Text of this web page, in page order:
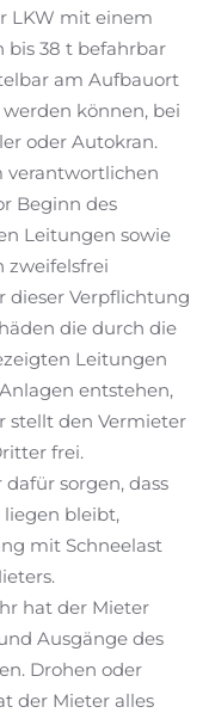
LKW mit einem
bis 38 t befahrbar
am Aufbauort
können, bei
oder Autokran.
verantwortlichen
Beginn des
Leitungen sowie
zweifelsfrei
dieser Verpflichtung
die durch die
Leitungen
entstehen,
stellt den Vermieter
frei.
sorgen, dass
liegen bleibt,
mit Schneelast
hat der Mieter
Ausgänge des
Drohen oder
der Mieter alles